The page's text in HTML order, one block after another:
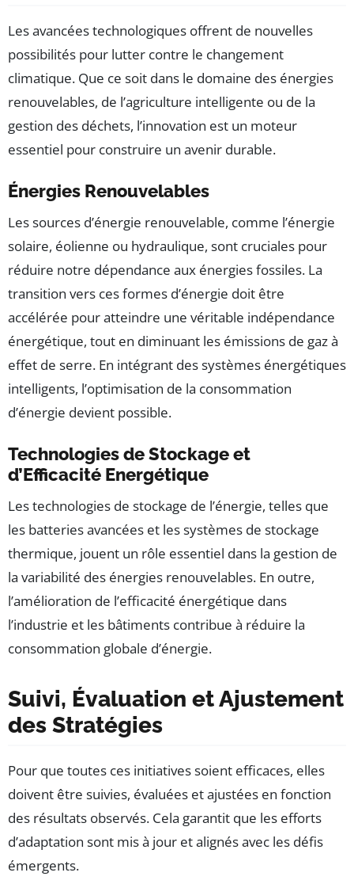
Les avancées technologiques offrent de nouvelles
possibilités pour lutter contre le changement
climatique. Que ce soit dans le domaine des énergies
renouvelables, de l’agriculture intelligente ou de la
gestion des déchets, l’innovation est un moteur
essentiel pour construire un avenir durable.
Énergies Renouvelables
Les sources d’énergie renouvelable, comme l’énergie
solaire, éolienne ou hydraulique, sont cruciales pour
réduire notre dépendance aux énergies fossiles. La
transition vers ces formes d’énergie doit être
accélérée pour atteindre une véritable indépendance
énergétique, tout en diminuant les émissions de gaz à
effet de serre. En intégrant des systèmes énergétiques
intelligents, l’optimisation de la consommation
d’énergie devient possible.
Technologies de Stockage et
d’Efficacité Energétique
Les technologies de stockage de l’énergie, telles que
les batteries avancées et les systèmes de stockage
thermique, jouent un rôle essentiel dans la gestion de
la variabilité des énergies renouvelables. En outre,
l’amélioration de l’efficacité énergétique dans
l’industrie et les bâtiments contribue à réduire la
consommation globale d’énergie.
Suivi, Évaluation et Ajustement
des Stratégies
Pour que toutes ces initiatives soient efficaces, elles
doivent être suivies, évaluées et ajustées en fonction
des résultats observés. Cela garantit que les efforts
d’adaptation sont mis à jour et alignés avec les défis
émergents.